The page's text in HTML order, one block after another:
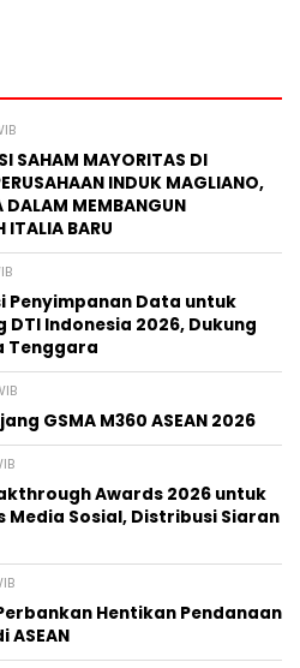
SAHAM MAYORITAS DI
INDUK MAGLIANO,
DALAM MEMBANGUN
ITALIA BARU
Penyimpanan Data untuk
DTI Indonesia 2026, Dukung
Tenggara
GSMA M360 ASEAN 2026
Awards 2026 untuk
Media Sosial, Distribusi Siaran
Hentikan Pendanaan